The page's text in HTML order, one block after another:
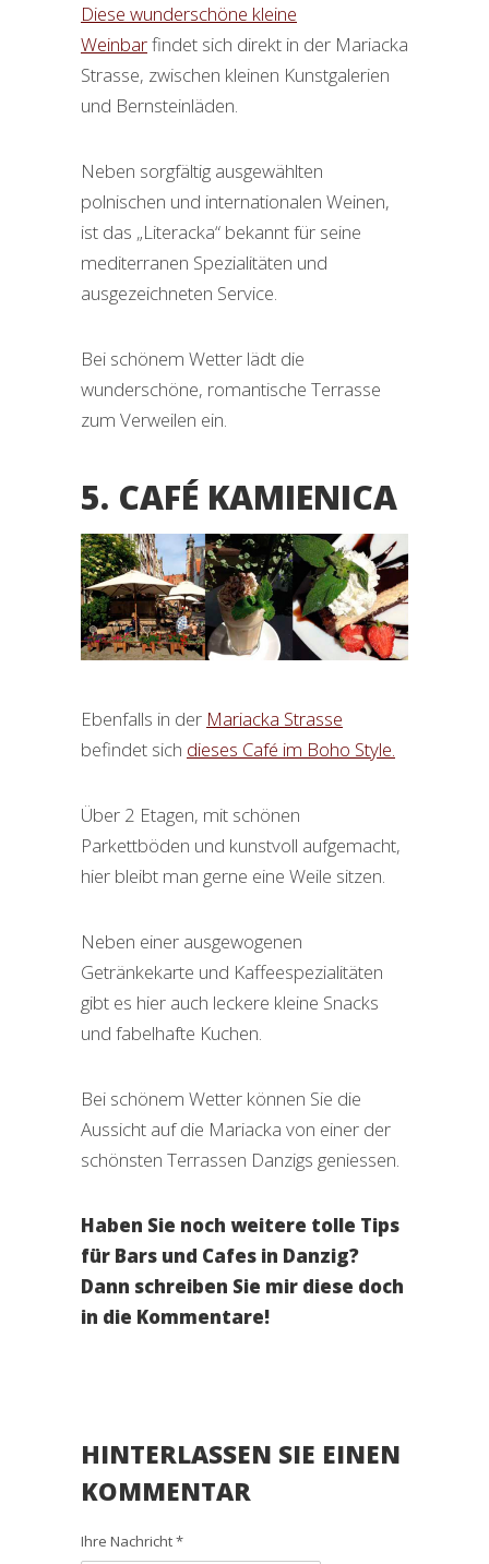
Diese wunderschöne kleine
Weinbarfindet sich direkt in der Mariacka
Strasse, zwischen kleinen Kunstgalerien
und Bernsteinläden.
Neben sorgfältig ausgewählten
polnischen und internationalen Weinen,
ist das „Literacka“ bekannt für seine
mediterranen Spezialitäten und
ausgezeichneten Service.
Bei schönem Wetter lädt die
wunderschöne, romantische Terrasse
zum Verweilen ein.
5. CAFÉ KAMIENICA
Ebenfalls in der Mariacka Strasse
befindet sich dieses Café im Boho Style.
Über 2 Etagen, mit schönen
Parkettböden und kunstvoll aufgemacht,
hier bleibt man gerne eine Weile sitzen.
Neben einer ausgewogenen
Getränkekarte und Kaffeespezialitäten
gibt es hier auch leckere kleine Snacks
und fabelhafte Kuchen.
Bei schönem Wetter können Sie die
Aussicht auf die Mariacka von einer der
schönsten Terrassen Danzigs geniessen.
Haben Sie noch weitere tolle Tips
für Bars und Cafes in Danzig?
Dann schreiben Sie mir diese doch
in die Kommentare!
HINTERLASSEN SIE EINEN
KOMMENTAR
Ihre Nachricht *